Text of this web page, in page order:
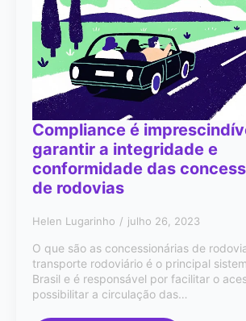
Compliance é
garantir a integridade e
conformidade das
de rodovias
Helen Lugarinho julho 26, 2023
O que são as concessionárias de
transporte rodoviário é o principal
Brasil e é responsável por facilitar o
possibilitar a circulação das…